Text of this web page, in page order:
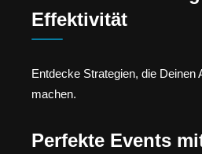
Effektivität
Entdecke Strategien, die Deinen
machen.
Perfekte Events